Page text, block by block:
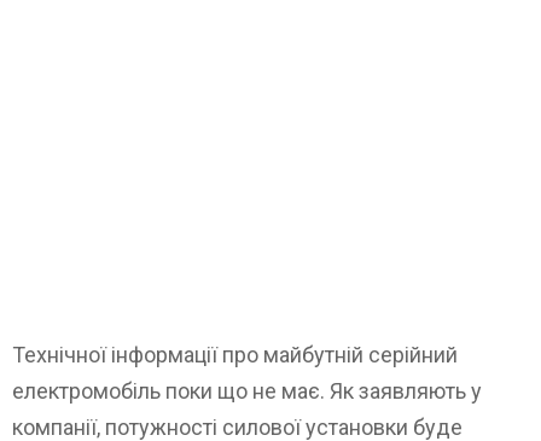
Технічної інформації про майбутній серійний
електромобіль поки що не має. Як заявляють у
компанії, потужності силової установки буде